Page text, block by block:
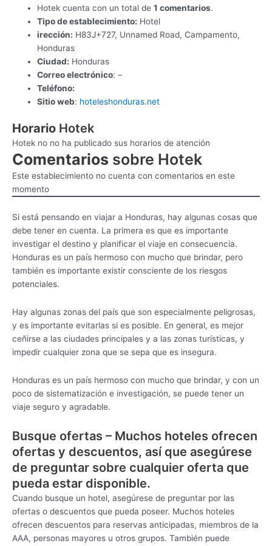
Hotek cuenta con un total de1 comentarios.
Tipo de establecimiento: Hotel
irección: H83J+727, Unnamed Road, Campamento,
Honduras
Ciudad: Honduras
Correo electrónico: –
Teléfono:
Sitio web: hoteleshonduras.net
Horario Hotek
Hotek no no ha publicado sus horarios de atención
Comentarios sobre Hotek
Este establecimiento no cuenta con comentarios en este
momento
Si está pensando en viajar a Honduras, hay algunas cosas que
debe tener en cuenta. La primera es que es importante
investigar el destino y planificar el viaje en consecuencia.
Honduras es un país hermoso con mucho que brindar, pero
también es importante existir consciente de los riesgos
potenciales.
Hay algunas zonas del país que son especialmente peligrosas,
y es importante evitarlas si es posible. En general, es mejor
ceñirse a las ciudades principales y a las zonas turísticas, y
impedir cualquier zona que se sepa que es insegura.
Honduras es un país hermoso con mucho que brindar, y con un
poco de sistematización e investigación, se puede tener un
viaje seguro y agradable.
Busque ofertas – Muchos hoteles ofrecen
ofertas y descuentos, así que asegúrese
de preguntar sobre cualquier oferta que
pueda estar disponible.
Cuando busque un hotel, asegúrese de preguntar por las
ofertas o descuentos que pueda poseer. Muchos hoteles
ofrecen descuentos para reservas anticipadas, miembros de la
AAA, personas mayores u otros grupos. También puede